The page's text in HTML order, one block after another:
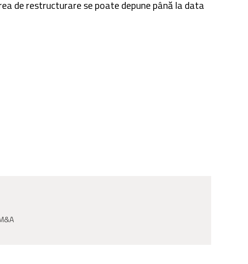
de restructurare se poate depune până la data